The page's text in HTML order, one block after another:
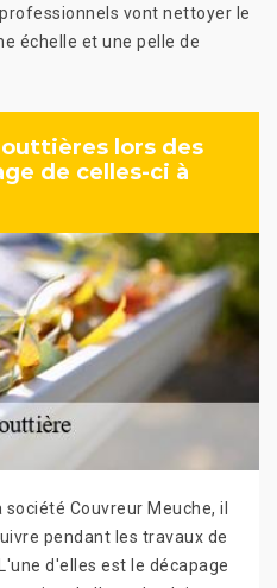
vont nettoyer le
échelle et une pelle de
lors des
de celles-ci à
Couvreur Meuche, il
pendant les travaux de
d'elles est le décapage